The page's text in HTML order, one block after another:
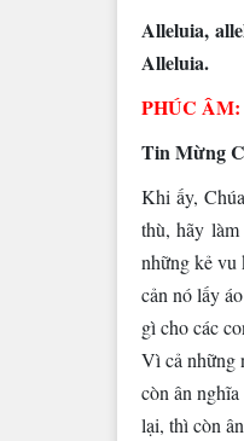
Alleluia,
Alleluia.
PHÚC ÂM:
Tin Mừng
Khi ấy,
thù, hãy
những kẻ vu
cản nó lấy
gì cho các
Vì cả những
còn ân
lại, thì còn